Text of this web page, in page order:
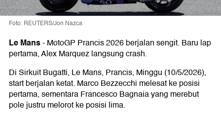
Foto: REUTERS/Jon Nazca
Le Mans-MotoGP Prancis 2026 berjalan sengit. Baru lap
pertama, Alex Marquez langsung crash.
Di Sirkuit Bugatti, Le Mans, Prancis, Minggu (10/5/2026),
start berjalan ketat. Marco Bezzecchi melesat ke posisi
pertama, sementara Francesco Bagnaia yang merebut
pole justru melorot ke posisi lima.